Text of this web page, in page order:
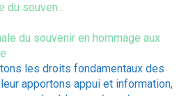
du souven...
les droits fondamentaux des
apportons appui et information,